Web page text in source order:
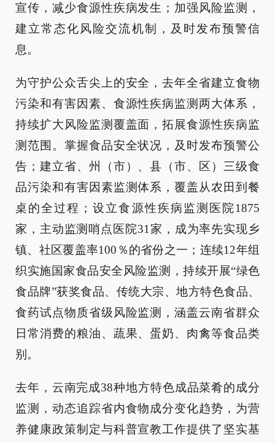
宣传，减少食源性疾病发生；加强风险监测，
建立常态化风险交流机制，及时发布预警信
息。
为守护公众舌尖上的安全，去年全省建立食物
污染和有害因素、食源性疾病监测两大体系，
持续扩大风险监测覆盖面，拓展食源性疾病监
测范围。掌握食品安全状况，及时发布预警公
告；建立省、州（市）、县（市、区）三级食
品污染和有害因素监测体系，覆盖从农田到餐
桌的全过程；设立食源性疾病监测医院1875
家，主动监测哨点医院31家，成为率先实现乡
镇、社区覆盖率100％的省份之一；连续12年组
织实施国家食品安全风险监测，持续开展“绿色
食品牌”获奖食品、传统大宗、地方特色食品、
食药试点物质省级风险监测，涵盖云南省群众
日常消费的粮油、蔬果、蛋奶、肉禽等食品类
别。
去年，云南完成38种地方特色成品菜肴的成分
监测，动态追踪省内食物成分变化趋势，为营
养健康政策制定与科普宣教工作提供了坚实基